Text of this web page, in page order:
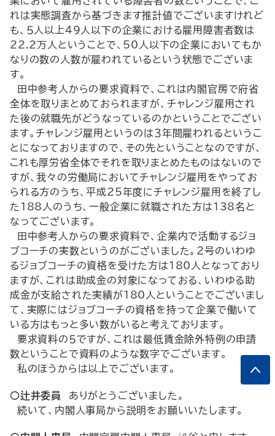
れは実態調査から基づきます推計値でございますけれど
も、５人以上49人以下の企業における雇用障害者数は
22.2万人ということで、50人以下の企業においてもか
なりの数の人数が雇われているという状態でございま
す。
田中参考人からの要求資料で、これは内閣官房で府省
全体を取りまとめておられますが、チャレンジ雇用され
た後の就職先がどうなっているのかということでござい
ます。チャレンジ雇用というのは３年間雇われるというこ
とになっておりますので、その先ということなのですが、
これも厚労省全体でそれを取りまとめたものはないので
すが、我々の労働局においてチャレンジ雇用をやってお
られる方のうち、平成25年度にチャレンジ雇用を終了し
た188人のうち、一般企業に就職された方は138名と
なってございます。
田中参考人からの要求資料で、企業内で活動するジョ
ブコーチの実数というのがございました。２号のいわゆ
るジョブコーチの資格を受けた方は180人となっており
ますが、これは助成金の対象になっておる、いわゆる助
成金が支給された実績が180人ということでございまし
て、実際にはジョブコーチの資格を持って企業で働いて
いる方はもっと多い数がいると考えております。
要求資料の５ですが、これは最低賃金除外特例の申請
数ということで資料のような数字でございます。
私のほうからは以上でございます。
○辻井委員
ありがとうございました。
続いて、内閣人事局から説明をお願いいたします。